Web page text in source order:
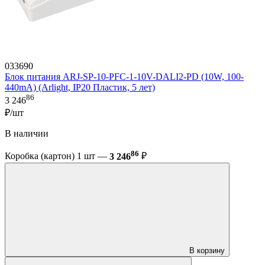
033690
Блок питания ARJ-SP-10-PFC-1-10V-DALI2-PD (10W, 100-
440mA) (Arlight, IP20 Пластик, 5 лет)
3 24686
₽/шт
В наличии
Коробка (картон) 1 шт — 3 24686 ₽
В корзину